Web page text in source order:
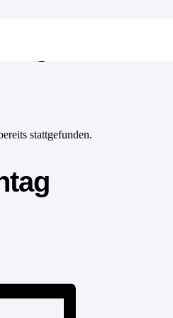
stattgefunden.